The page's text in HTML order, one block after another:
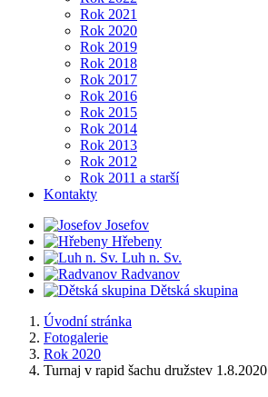
Rok 2021
Rok 2020
Rok 2019
Rok 2018
Rok 2017
Rok 2016
Rok 2015
Rok 2014
Rok 2013
Rok 2012
Rok 2011 a starší
Kontakty
Josefov
Hřebeny
Luh n. Sv.
Radvanov
Dětská skupina
Úvodní stránka
Fotogalerie
Rok 2020
Turnaj v rapid šachu družstev 1.8.2020